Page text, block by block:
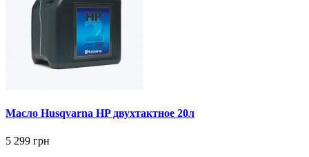
Масло Husqvarna HP двухтактное 20л
5 299 грн